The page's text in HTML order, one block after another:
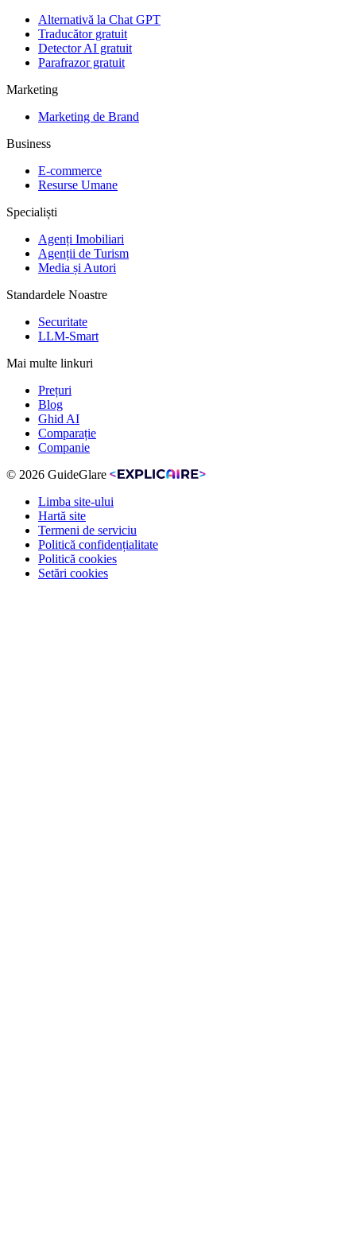
Alternativă la Chat GPT
Traducător gratuit
Detector AI gratuit
Parafrazor gratuit
Marketing
Marketing de Brand
Business
E-commerce
Resurse Umane
Specialiști
Agenți Imobiliari
Agenții de Turism
Media și Autori
Standardele Noastre
Securitate
LLM-Smart
Mai multe linkuri
Prețuri
Blog
Ghid AI
Comparație
Companie
© 2026 GuideGlare
Limba site-ului
Hartă site
Termeni de serviciu
Politică confidențialitate
Politică cookies
Setări cookies